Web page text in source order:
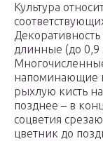
Культура
длинные (до 0,9
напоминающие
рыхлую кисть
позднее – в
соцветия
цветник до